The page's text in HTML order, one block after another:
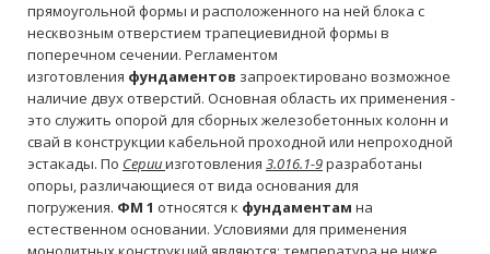
прямоугольной формы и расположенного на ней блока с
несквозным отверстием трапециевидной формы в
поперечном сечении. Регламентом
изготовления фундаментов запроектировано возможное
наличие двух отверстий. Основная область их применения -
это служить опорой для сборных железобетонных колонн и
свай в конструкции кабельной проходной или непроходной
эстакады. По Серииизготовления 3.016.1-9разработаны
опоры, различающиеся от вида основания для
погружения. ФМ 1 относятся к фундаментам на
естественном основании. Условиями для применения